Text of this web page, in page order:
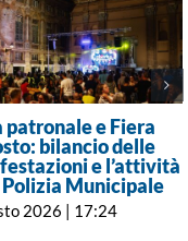
patronale e Fiera
bilancio delle
e l’attività
Municipale
2026 | 17:24